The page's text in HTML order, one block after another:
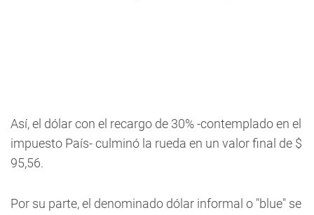
Así, el dólar con el recargo de 30% -contemplado en el
impuesto País- culminó la rueda en un valor final de $
95,56.
Por su parte, el denominado dólar informal o "blue" se